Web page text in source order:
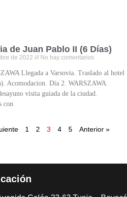
de Juan Pablo II (6 Días)
de 2022 No hay comentarios
Llegada a Varsovia. Traslado al hotel
Acomodacion. Día 2. WARSZAWA
visita guiada de la ciudad.
con
1 2 3 4 5 Anterior »